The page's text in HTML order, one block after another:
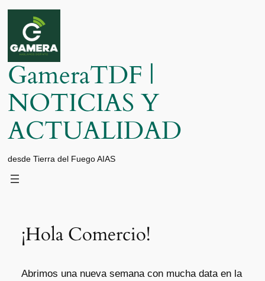
Saltar
contenido
GameraTDF |
NOTICIAS Y
ACTUALIDAD
desde Tierra del Fuego AIAS
¡Hola Comercio!
Abrimos una nueva semana con mucha data en la